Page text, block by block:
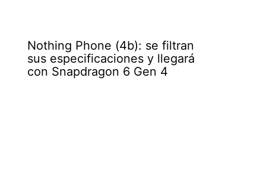
Nothing Phone (4b): se filtran
sus especificaciones y llegará
con Snapdragon 6 Gen 4